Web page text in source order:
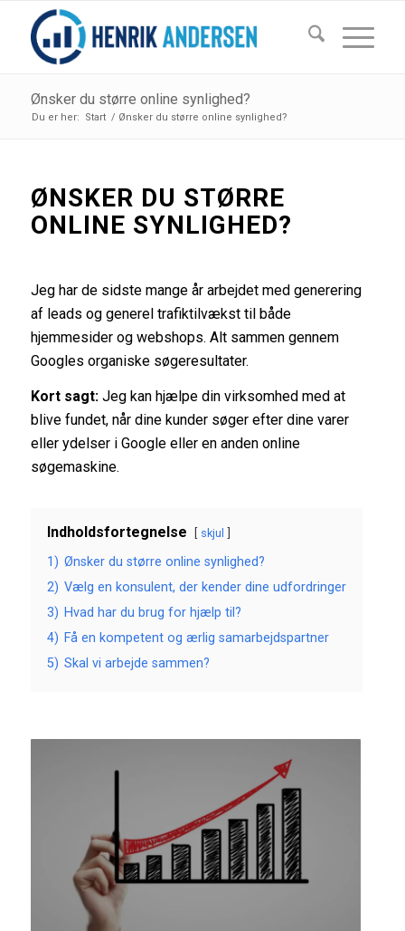
Ønsker du større online synlighed?
Du er her: Start / Ønsker du større online synlighed?
ØNSKER DU STØRRE
ONLINE SYNLIGHED?
Jeg har de sidste mange år arbejdet med generering
af leads og generel trafiktilvækst til både
hjemmesider og webshops. Alt sammen gennem
Googles organiske søgeresultater.
Kort sagt: Jeg kan hjælpe din virksomhed med at
blive fundet, når dine kunder søger efter dine varer
eller ydelser i Google eller en anden online
søgemaskine.
Indholdsfortegnelse skjul
1) Ønsker du større online synlighed?
2) Vælg en konsulent, der kender dine udfordringer
3) Hvad har du brug for hjælp til?
4) Få en kompetent og ærlig samarbejdspartner
5) Skal vi arbejde sammen?